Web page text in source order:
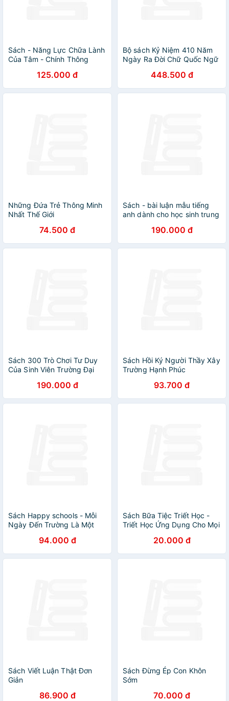
Sách - Năng Lực Chữa Lành
Của Tâm - Chính Thông
125.000 đ
Bộ sách Kỷ Niệm 410 Năm
Ngày Ra Đời Chữ Quốc Ngữ
448.500 đ
Những Đứa Trẻ Thông Minh
Nhất Thế Giới
74.500 đ
Sách - bài luận mẫu tiếng
anh dành cho học sinh trung
miền Bắc - Trung - Nam
190.000 đ
Sách 300 Trò Chơi Tư Duy
Của Sinh Viên Trường Đại
190.000 đ
Sách Hồi Ký Người Thầy Xây
Trường Hạnh Phúc
93.700 đ
Sách Happy schools - Mỗi
Ngày Đến Trường Là Một
94.000 đ
Sách Bữa Tiệc Triết Học -
Triết Học Ứng Dụng Cho Mọi
20.000 đ
Sách Viết Luận Thật Đơn
Giản
86.900 đ
Sách Đừng Ép Con Khôn
Sớm
70.000 đ